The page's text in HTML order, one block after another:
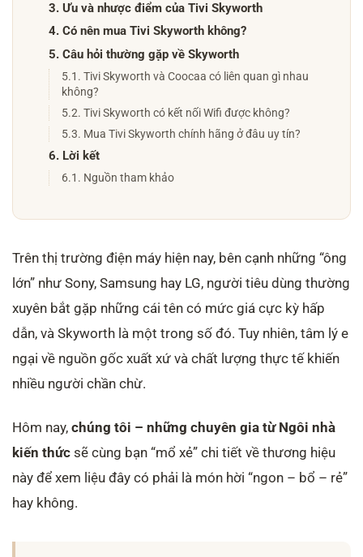
3. Ưu và nhược điểm của Tivi Skyworth
4. Có nên mua Tivi Skyworth không?
5. Câu hỏi thường gặp về Skyworth
5.1. Tivi Skyworth và Coocaa có liên quan gì nhau
không?
5.2. Tivi Skyworth có kết nối Wifi được không?
5.3. Mua Tivi Skyworth chính hãng ở đâu uy tín?
6. Lời kết
6.1. Nguồn tham khảo
Trên thị trường điện máy hiện nay, bên cạnh những “ông
lớn” như Sony, Samsung hay LG, người tiêu dùng thường
xuyên bắt gặp những cái tên có mức giá cực kỳ hấp
dẫn, và Skyworth là một trong số đó. Tuy nhiên, tâm lý e
ngại về nguồn gốc xuất xứ và chất lượng thực tế khiến
nhiều người chần chừ.
Hôm nay, chúng tôi – những chuyên gia từ Ngôi nhà
kiến thức sẽ cùng bạn “mổ xẻ” chi tiết về thương hiệu
này để xem liệu đây có phải là món hời “ngon – bổ – rẻ”
hay không.